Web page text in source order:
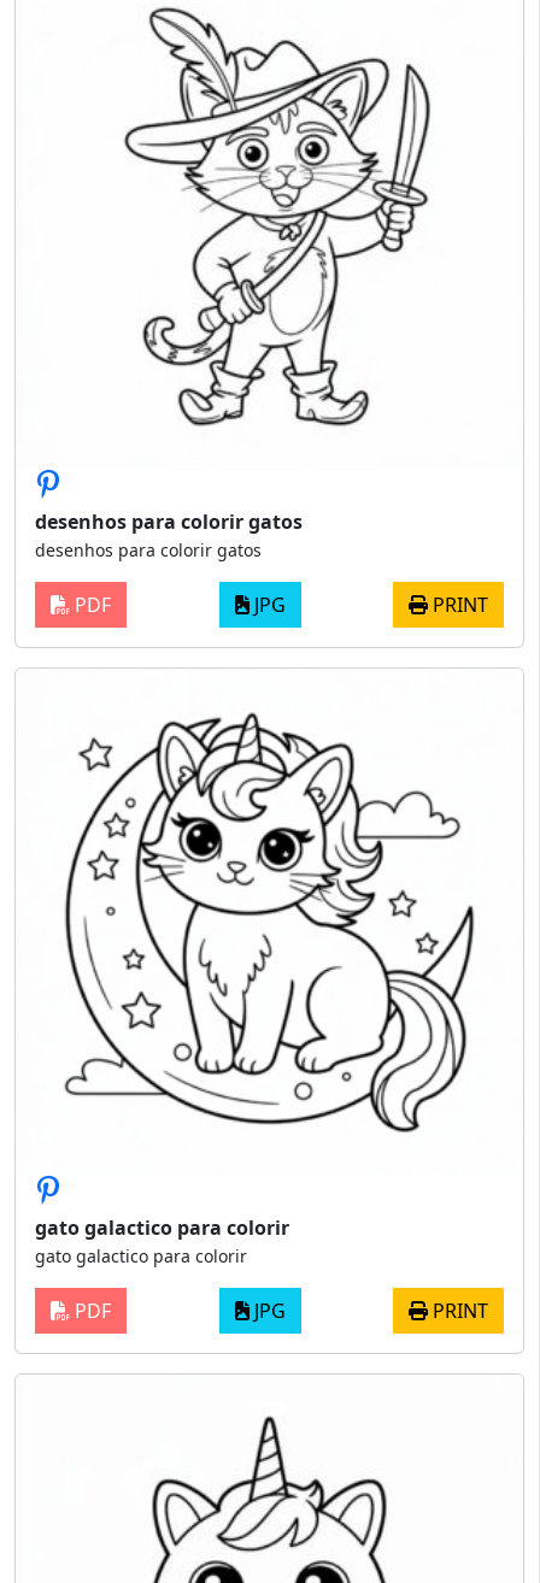
desenhos para colorir gatos
desenhos para colorir gatos
PDF JPG PRINT
gato galactico para colorir
gato galactico para colorir
PDF JPG PRINT